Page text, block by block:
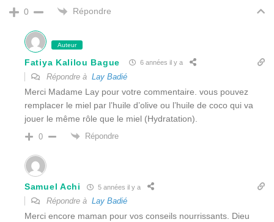
0 Répondre
Auteur
Fatiya Kalilou Bague 6 années il y a
Répondre à Lay Badié
Merci Madame Lay pour votre commentaire. vous pouvez
remplacer le miel par l’huile d’olive ou l’huile de coco qui va
jouer le même rôle que le miel (Hydratation).
0 Répondre
Samuel Achi 5 années il y a
Répondre à Lay Badié
Merci encore maman pour vos conseils nourrissants. Dieu